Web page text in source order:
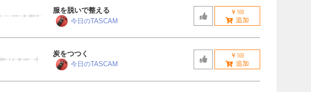
服を脱いで整える
今日のTASCAM
￥100
炭をつつく
今日のTASCAM
￥100